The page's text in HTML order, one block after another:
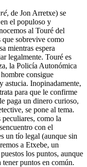
, de Jon Arretxe) se
el populoso y
al Touré del
sobrevive como
mientras espera
legalmente. Touré es
la Policía Autonómica
consigue
astucia. Inopinadamente,
para que le confirme
paga un dinero curioso,
se pone al tema.
como la
con el
un tío legal (aunque sin
a Etxebe, un
los puntos, aunque
puntos en común.